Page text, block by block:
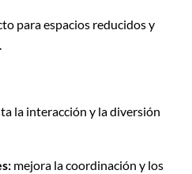
para espacios reducidos y
la interacción y la diversión
mejora la coordinación y los